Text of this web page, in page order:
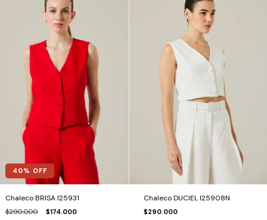
40% OFF
Chaleco BRISA I25931
$290.000 $174.000
Chaleco DUCIEL I25908N
$290.000